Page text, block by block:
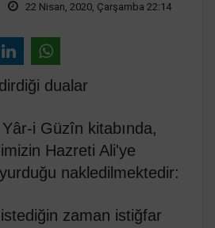
22 Nisan, 2020, Çarşamba 22:14
dualar
i Güzîn kitabında,
Hazreti Ali'ye
nakledilmektedir:
zaman istiğfar